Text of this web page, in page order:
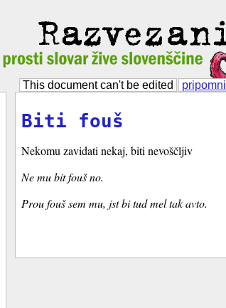
This document can't be edited pripomni
Biti fouš
Nekomu zavidati nekaj, biti nevoščljiv
Ne mu bit fouš no.
Prou fouš sem mu, jst bi tud mel tak avto.